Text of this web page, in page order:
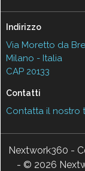
Indirizzo
Via Moretto da
Milano - Italia
CAP 20133
Contatti
Contatta il nostro
Nextwork360 -
- © 2026